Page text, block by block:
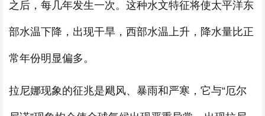
之后，每几年发生一次。这种水文特征将使太平洋东
部水温下降，出现干旱，西部水温上升，降水量比正
常年份明显偏多。
拉尼娜现象的征兆是飓风、暴雨和严寒，它与“厄尔